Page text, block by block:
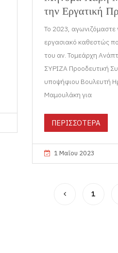
την Εργατική
Το 2023,
εργασιακό καθεστώς
του αν. Τομεάρχη
ΣΥΡΙΖΑ Προοδευτική
υποψήφιου Βουλευτή
Μαμουλάκη για
ΠΕΡΙΣΣΟΤΕΡΑ
1 Μαΐου 2023
1